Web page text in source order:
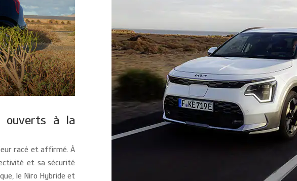
ouverts à la
racé et affirmé. À
et sa sécurité
le Niro Hybride et